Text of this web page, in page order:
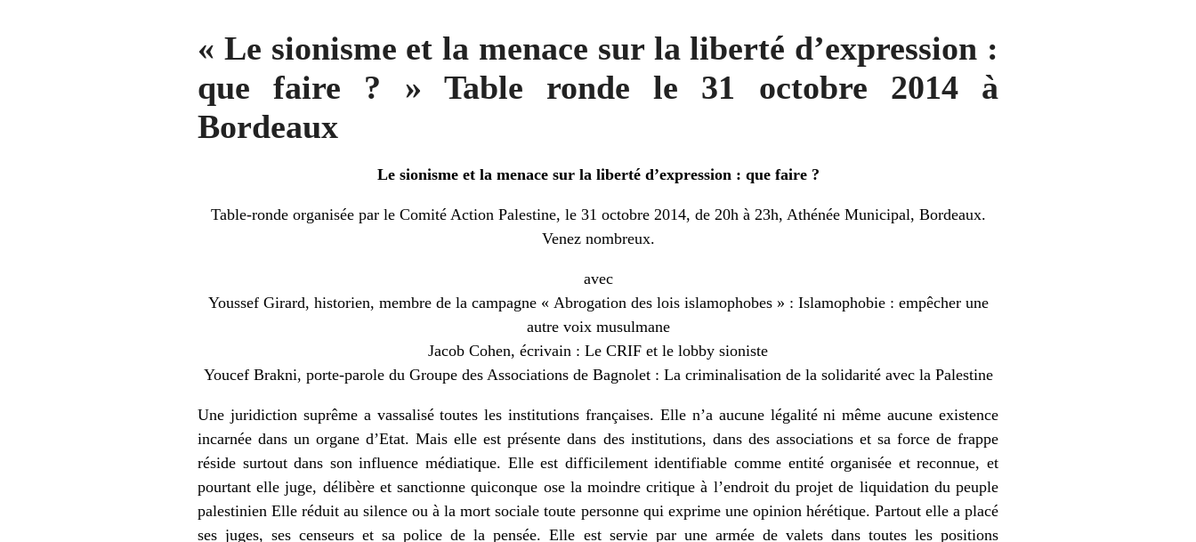
« Le sionisme et la menace sur la liberté d’expression :
que faire ? » Table ronde le 31 octobre 2014 à
Bordeaux
Le sionisme et la menace sur la liberté d’expression : que faire ?
Table-ronde organisée par le Comité Action Palestine, le 31 octobre 2014, de 20h à 23h, Athénée Municipal, Bordeaux.
Venez nombreux.
avec
Youssef Girard, historien, membre de la campagne « Abrogation des lois islamophobes » : Islamophobie : empêcher une
autre voix musulmane
Jacob Cohen, écrivain : Le CRIF et le lobby sioniste
Youcef Brakni, porte-parole du Groupe des Associations de Bagnolet : La criminalisation de la solidarité avec la Palestine
Une juridiction suprême a vassalisé toutes les institutions françaises. Elle n’a aucune légalité ni même aucune existence
incarnée dans un organe d’Etat. Mais elle est présente dans des institutions, dans des associations et sa force de frappe
réside surtout dans son influence médiatique. Elle est difficilement identifiable comme entité organisée et reconnue, et
pourtant elle juge, délibère et sanctionne quiconque ose la moindre critique à l’endroit du projet de liquidation du peuple
palestinien Elle réduit au silence ou à la mort sociale toute personne qui exprime une opinion hérétique. Partout elle a placé
ses juges, ses censeurs et sa police de la pensée. Elle est servie par une armée de valets dans toutes les positions